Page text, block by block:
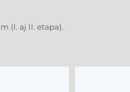
(I. aj II. etapa).